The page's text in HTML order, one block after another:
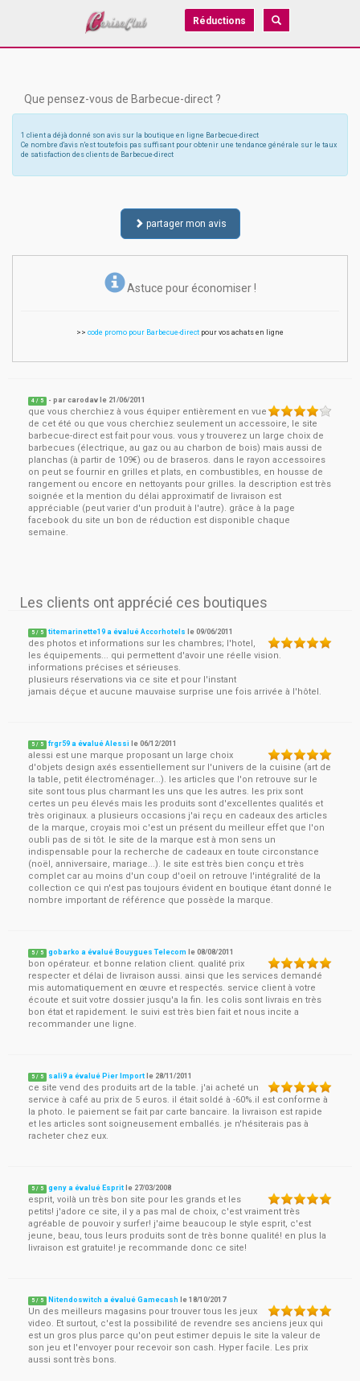
Réductions
Que pensez-vous de Barbecue-direct ?
1 client a déjà donné son avis sur la boutique en ligne Barbecue-direct
Ce nombre d'avis n'est toutefois pas suffisant pour obtenir une tendance générale sur le taux
de satisfaction des clients de Barbecue-direct
partager mon avis
Astuce pour économiser !
>> code promo pour Barbecue-direct pour vos achats en ligne
4 / 5 - parcarodav le 21/06/2011
que vous cherchiez à vous équiper entièrement en vue
de cet été ou que vous cherchiez seulement un accessoire, le site
barbecue-direct est fait pour vous. vous y trouverez un large choix de
barbecues (électrique, au gaz ou au charbon de bois) mais aussi de
planchas (à partir de 109€) ou de braseros. dans le rayon accessoires
on peut se fournir en grilles et plats, en combustibles, en housse de
rangement ou encore en nettoyants pour grilles. la description est très
soignée et la mention du délai approximatif de livraison est
appréciable (peut varier d'un produit à l'autre). grâce à la page
facebook du site un bon de réduction est disponible chaque
semaine.
Les clients ont apprécié ces boutiques
5 / 5 titemarinette19 a évalué Accorhotels le09/06/2011
des photos et informations sur les chambres; l'hotel,
les équipements... qui permettent d'avoir une réelle vision.
informations précises et sérieuses.
plusieurs réservations via ce site et pour l'instant
jamais déçue et aucune mauvaise surprise une fois arrivée à l'hôtel.
5 / 5 frgr59 a évalué Alessi le06/12/2011
alessi est une marque proposant un large choix
d'objets design axés essentiellement sur l'univers de la cuisine (art de
la table, petit électroménager...). les articles que l'on retrouve sur le
site sont tous plus charmant les uns que les autres. les prix sont
certes un peu élevés mais les produits sont d'excellentes qualités et
très originaux. a plusieurs occasions j'ai reçu en cadeaux des articles
de la marque, croyais moi c'est un présent du meilleur effet que l'on
oubli pas de si tôt. le site de la marque est à mon sens un
indispensable pour la recherche de cadeaux en toute circonstance
(noël, anniversaire, mariage...). le site est très bien conçu et très
complet car au moins d'un coup d'oeil on retrouve l'intégralité de la
collection ce qui n'est pas toujours évident en boutique étant donné le
nombre important de référence que possède la marque.
5 / 5 gobarko a évalué Bouygues Telecom le08/08/2011
bon opérateur. et bonne relation client. qualité prix
respecter et délai de livraison aussi. ainsi que les services demandé
mis automatiquement en œuvre et respectés. service client à votre
écoute et suit votre dossier jusqu'a la fin. les colis sont livrais en très
bon état et rapidement. le suivi est très bien fait et nous incite a
recommander une ligne.
5 / 5 sali9 a évalué Pier Import le 28/11/2011
ce site vend des produits art de la table. j'ai acheté un
service à café au prix de 5 euros. il était soldé à -60%.il est conforme à
la photo. le paiement se fait par carte bancaire. la livraison est rapide
et les articles sont soigneusement emballés. je n'hésiterais pas à
racheter chez eux.
5 / 5 geny a évalué Esprit le 27/03/2008
esprit, voilà un très bon site pour les grands et les
petits! j'adore ce site, il y a pas mal de choix, c'est vraiment très
agréable de pouvoir y surfer! j'aime beaucoup le style esprit, c'est
jeune, beau, tous leurs produits sont de très bonne qualité! en plus la
livraison est gratuite! je recommande donc ce site!
5 / 5 Nitendoswitch a évalué Gamecash le18/10/2017
Un des meilleurs magasins pour trouver tous les jeux
video. Et surtout, c'est la possibilité de revendre ses anciens jeux qui
est un gros plus parce qu'on peut estimer depuis le site la valeur de
son jeu et l'envoyer pour recevoir son cash. Hyper facile. Les prix
aussi sont très bons.